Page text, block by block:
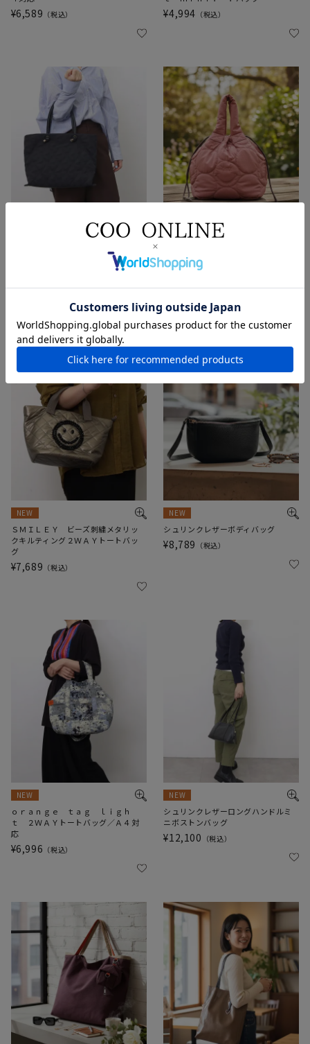
¥6,589 税込 ¥4,994 税込
星キルティング結びハンドルトート
ＳＭＩＬＥＹ キルティング巾着ト
ートバッグ
NEW
ＳＭＩＬＥＹ ビーズ刺繍メタリッ
クキルティング２ＷＡＹトートバッ
グ
¥7,689 税込
NEW
シュリンクレザーボディバッグ
¥8,789 税込
NEW
ｏｒａｎｇｅ ｔａｇ ｌｉｇｈ
ｔ ２ＷＡＹトートバッグ／Ａ４対
応
¥6,996 税込
NEW
シュリンクレザーロングハンドルミ
ニボストンバッグ
¥12,100 税込